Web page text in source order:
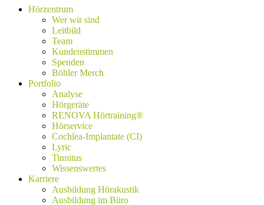
Hörzentrum
Wer wir sind
Leitbild
Team
Kundenstimmen
Spenden
Böhler Merch
Portfolio
Analyse
Hörgeräte
RENOVA Hörtraining®
Hörservice
Cochlea-Implantate (CI)
Lyric
Tinnitus
Wissenswertes
Karriere
Ausbildung Hörakustik
Ausbildung im Büro